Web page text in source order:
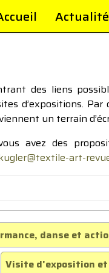
des liens
d’expositions.
un terrain
avez des
art-
danse et
Visite d'exposition